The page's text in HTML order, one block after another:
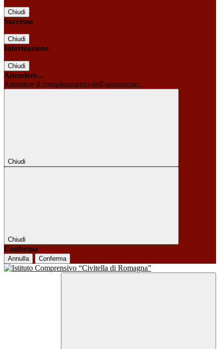
Chiudi
Successo
Chiudi
Informazione
Chiudi
Attendere...
Attendere il completamento dell'operazione...
Chiudi
Chiudi
Conferma
Annulla Conferma